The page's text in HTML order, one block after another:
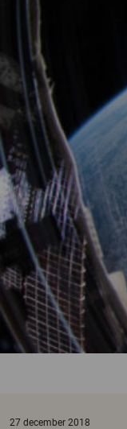
27 december 2018